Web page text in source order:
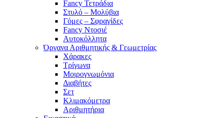
Fancy Τετράδια
Στυλό – Μολύβια
Γόμες – Σφραγίδες
Fancy Ντοσιέ
Αυτοκόλλητα
Όργανα Αριθμητικής & Γεωμετρίας
Χάρακες
Τρίγωνα
Mοιρογνωμόνια
Διαβήτες
Σετ
Κλιμακόμετρα
Αριθμητήρια